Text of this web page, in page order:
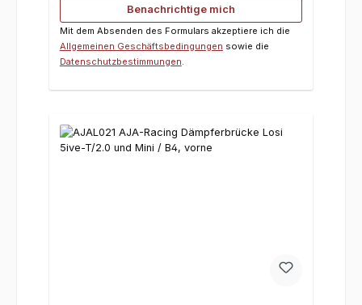
Benachrichtige mich
Mit dem Absenden des Formulars akzeptiere ich die
Allgemeinen Geschäftsbedingungen sowie die
Datenschutzbestimmungen.